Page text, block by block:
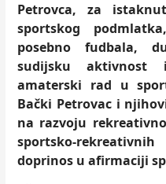
Petrovca, za
sportskog
posebno fudbala,
sudijsku aktivnost
amaterski rad u
Bački Petrovac i
na razvoju
sportsko-
doprinos u afirmaciji